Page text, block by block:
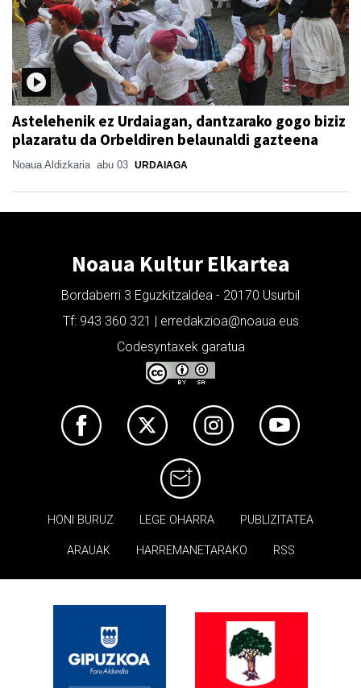
Astelehenik ez Urdaiagan, dantzarako gogo biziz
plazaratu da Orbeldiren belaunaldi gazteena
Noaua Aldizkaria abu 03 URDAIAGA
Noaua Kultur Elkartea
Bordaberri 3 Eguzkitzaldea - 20170 Usurbil
Tf: 943 360 321 | erredakzioa@noaua.eus
Codesyntaxek garatua
HONI BURUZ LEGE OHARRA PUBLIZITATEA
ARAUAK HARREMANETARAKO RSS